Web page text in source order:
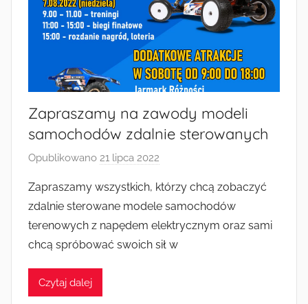
Zapraszamy na zawody modeli
samochodów zdalnie sterowanych
Opublikowano 21 lipca 2022
z
e
z
a
Zapraszamy wszystkich, którzy chcą zobaczyć
zdalnie sterowane modele samochodów
terenowych z napędem elektrycznym oraz sami
chcą spróbować swoich sił w
Czytaj dalej